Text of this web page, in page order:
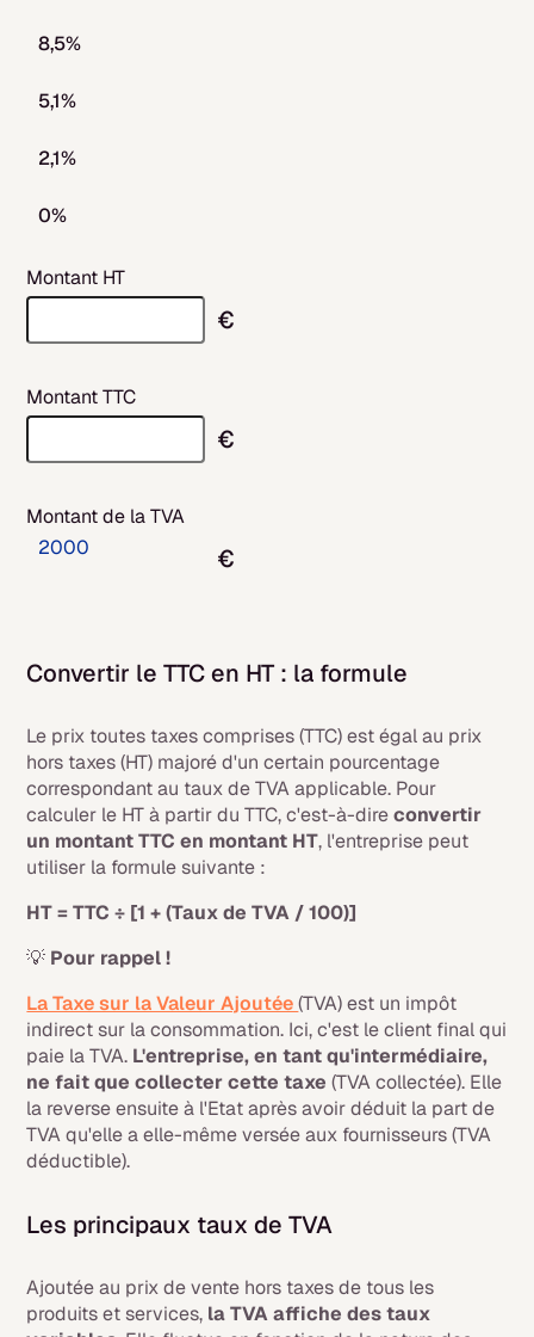
8,5%
5,1%
2,1%
0%
Montant HT
€
Montant TTC
€
Montant de la TVA
2000
€
Convertir le TTC en HT : la formule
Le prix toutes taxes comprises (TTC) est égal au prix
hors taxes (HT) majoré d'un certain pourcentage
correspondant au taux de TVA applicable. Pour
calculer le HT à partir du TTC, c'est-à-direconvertir
un montant TTC en montant HT, l'entreprise peut
utiliser la formule suivante :
HT = TTC ÷ [1 + (Taux de TVA / 100)]
💡 Pour rappel !
La Taxe sur la Valeur Ajoutée(TVA) est un impôt
indirect sur la consommation. Ici, c'est le client final qui
paie la TVA. L'entreprise, en tant qu'intermédiaire,
ne fait que collecter cette taxe(TVA collectée). Elle
la reverse ensuite à l'Etat après avoir déduit la part de
TVA qu'elle a elle-même versée aux fournisseurs (TVA
déductible).
Les principaux taux de TVA
Ajoutée au prix de vente hors taxes de tous les
produits et services, la TVA affiche des taux